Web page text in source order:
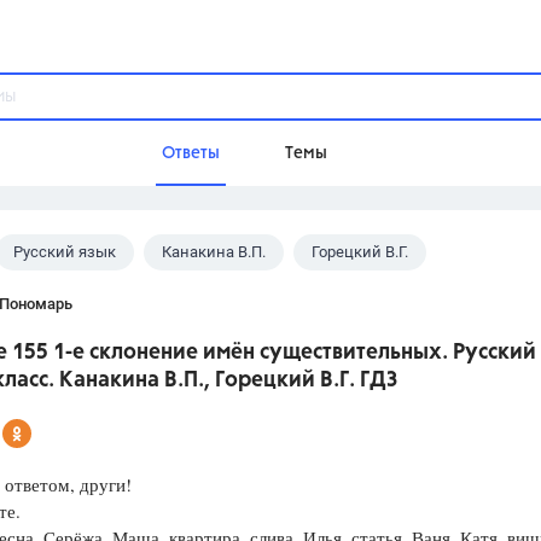
Ответы Темы
Домашнее задание
Школа
Русский язык Канакина В.П. Горецкий В.Г.
155 1-е склонение имён существительных. Русский
Канакина В.П., Горецкий В.Г. ГДЗ
други!